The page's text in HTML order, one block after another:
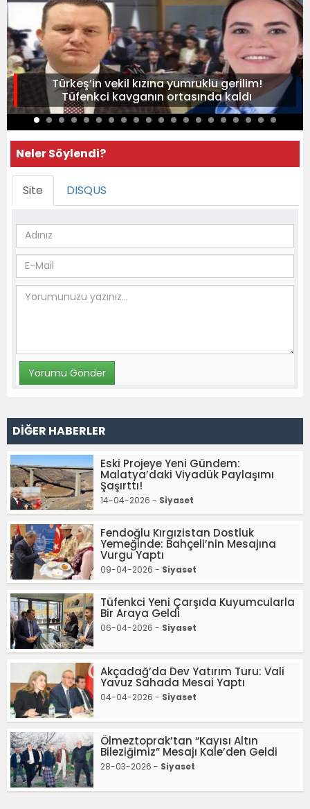
Türkeş’in vekil kızına yumruklu gerilim!
Tüfenkci kavganın ortasında kaldı
Neler Söylendi?
Site DISQUS
DİĞER HABERLER
Eski Projeye Yeni Gündem:
Malatya’daki Viyadük Paylaşımı
Şaşırttı!
14-04-2026 - Siyaset
Fendoğlu Kırgızistan Dostluk
Yemeğinde: Bahçeli’nin Mesajına
Vurgu Yaptı
09-04-2026 - Siyaset
Tüfenkci Yeni Çarşıda Kuyumcularla
Bir Araya Geldi
06-04-2026 - Siyaset
Akçadağ’da Dev Yatırım Turu: Vali
Yavuz Sahada Mesai Yaptı
04-04-2026 - Siyaset
Ölmeztoprak’tan “Kayısı Altın
Bileziğimiz” Mesajı Kale’den Geldi
28-03-2026 - Siyaset